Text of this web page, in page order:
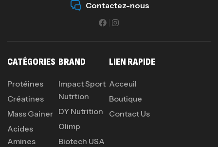
Contactez-nous
CATÉGORIES
Protéines
Créatines
Mass Gainer
Acides
Amines
BRAND
Impact Sport
Nutrtion
DY Nutrition
Olimp
Biotech USA
LIEN RAPIDE
Acceuil
Boutique
Contact Us